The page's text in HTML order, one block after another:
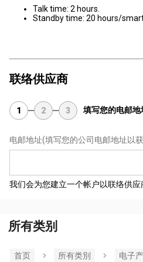
Talk time: 2 hours.
Standby time: 20 hours/
联络供应商
1 2 3 填写您的电邮地
电邮地址(填写您的公司电邮地址以
我们会为您建立一个帐户以联络供应
所有类别
首页 所有类別 电子